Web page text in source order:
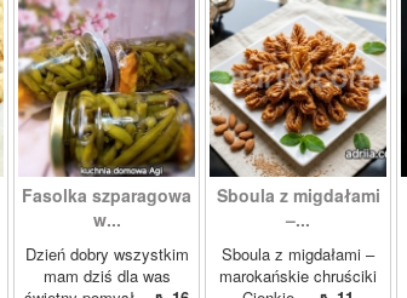
Fasolka szparagowa
w...
Dzień dobry wszystkim
mam dziś dla was
Sboula z migdałami
–...
Sboula z migdałami –
marokańskie chruściki